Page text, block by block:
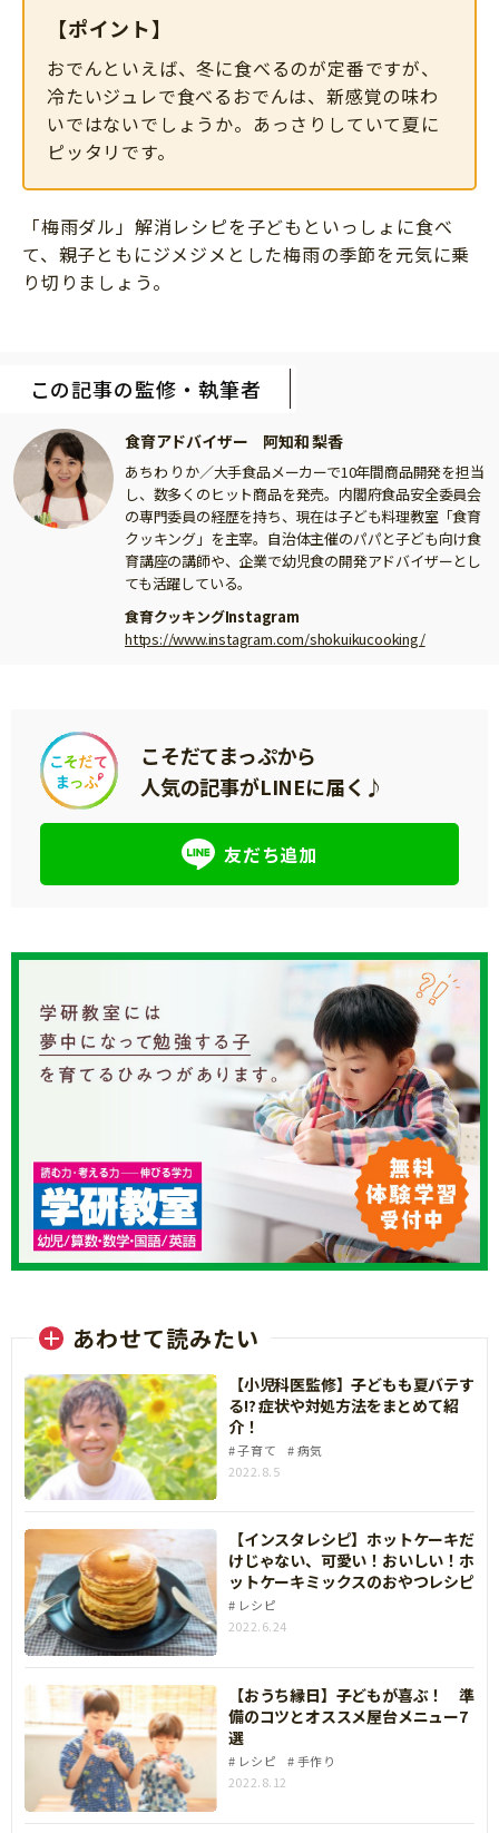
【ポイント】
おでんといえば、冬に食べるのが定番ですが、
冷たいジュレで食べるおでんは、新感覚の味わ
いではないでしょうか。あっさりしていて夏に
ピッタリです。
「梅雨ダル」解消レシピを子どもといっしょに食べ
て、親子ともにジメジメとした梅雨の季節を元気に乗
り切りましょう。
この記事の監修・執筆者
食育アドバイザー 阿知和 梨香
あちわ りか／大手食品メーカーで10年間商品開発を担当
し、数多くのヒット商品を発売。内閣府食品安全委員会
の専門委員の経歴を持ち、現在は子ども料理教室「食育
クッキング」を主宰。自治体主催のパパと子ども向け食
育講座の講師や、企業で幼児食の開発アドバイザーとし
ても活躍している。
食育クッキングInstagram
https://www.instagram.com/shokuikucooking/
こそだてまっぷから
人気の記事がLINEに届く♪
友だち追加
あわせて読みたい
【小児科医監修】子どもも夏バテす
る!? 症状や対処方法をまとめて紹
介！
子育て
病気
2022.8.5
【インスタレシピ】ホットケーキだ
けじゃない、可愛い！おいしい！ホ
ットケーキミックスのおやつレシピ
レシピ
2022.6.24
【おうち縁日】子どもが喜ぶ！ 準
備のコツとオススメ屋台メニュー7
選
レシピ
手作り
2022.8.12